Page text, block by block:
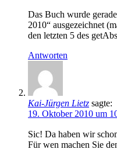
Das Buch wurde
2010“ ausgezeichnet
den letzten 5 des
Antworten
Kai-Jürgen Lietz sagte:
19. Oktober 2010 um
Sic! Da haben wir
Für wen machen Sie